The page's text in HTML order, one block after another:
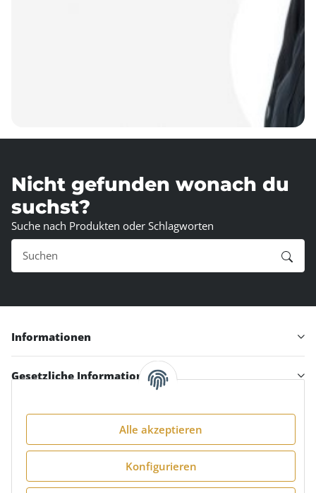
Alle akzeptieren
Konfigurieren
Nicht gefunden wonach du
suchst?
Suche nach Produkten oder Schlagworten
Informationen
Gesetzliche Informationen